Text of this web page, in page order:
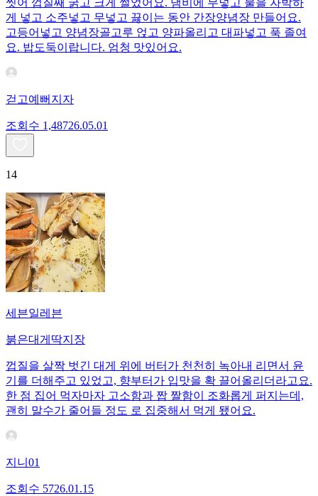
씻어 껍질째 굵고 크게 썰었어요. 냄비에 무넣고 물을 자박하
게 넣고 소주넣고 무넣고 끓이는 동안 간장양념장 만들어요.
고등어넣고 양념장골고루 얹고 양파올리고 대파넣고 푹 졸여
요. 밥도둑이랍니다. 엄청 맛있어요.
걷고예뻐지자
조회수 1,48726.05.01
14
세븐일레븐
붉은대게딱지장
껍질을 살짝 벗긴 대게 위에 버터가 천천히 녹아내 리면서 윤
기를 더해주고 있었고, 향부터가 입맛을 확 끌어올리더라고요.
한 점 집어 먹자마자 고소함과 짭 짤함이 조화롭게 퍼지는데,
괜히 말수가 줄어들 정도 로 집중해서 먹게 됐어요.
지니01
조회수 5726.01.15